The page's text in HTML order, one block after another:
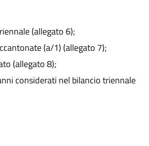
(allegato 6);
(a/1) (allegato 7);
(allegato 8);
considerati nel bilancio triennale